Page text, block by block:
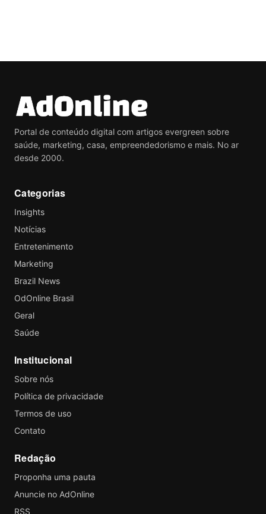
Portal de conteúdo digital com artigos evergreen sobre
saúde, marketing, casa, empreendedorismo e mais. No ar
desde 2000.
Categorias
Insights
Notícias
Entretenimento
Marketing
Brazil News
OdOnline Brasil
Geral
Saúde
Institucional
Sobre nós
Política de privacidade
Termos de uso
Contato
Redação
Proponha uma pauta
Anuncie no AdOnline
RSS